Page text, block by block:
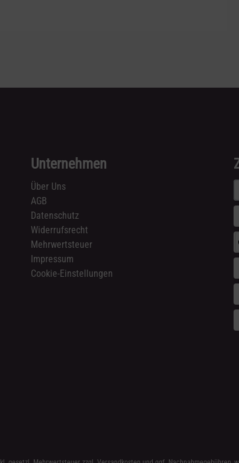
Unternehmen
Über Uns
AGB
Datenschutz
Widerrufsrecht
Mehrwertsteuer
Impressum
Cookie-Einstellungen